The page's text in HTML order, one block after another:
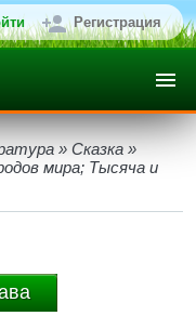
Регистрация
» Сказка »
мира; Тысяча и